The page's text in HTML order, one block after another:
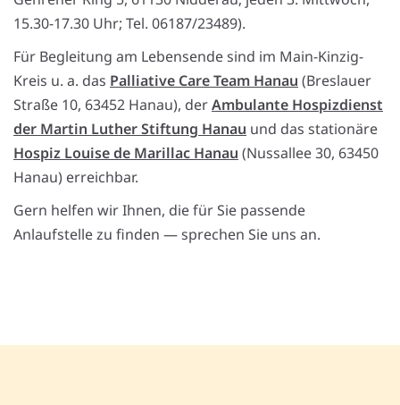
15.30-17.30 Uhr; Tel. 06187/23489).
Für Begleitung am Lebensende sind im Main-Kinzig-
Kreis u. a. das Palliative Care Team Hanau (Breslauer
Straße 10, 63452 Hanau), derAmbulante Hospizdienst
der Martin Luther Stiftung Hanau und das stationäre
Hospiz Louise de Marillac Hanau (Nussallee 30, 63450
Hanau) erreichbar.
Gern helfen wir Ihnen, die für Sie passende
Anlaufstelle zu finden — sprechen Sie uns an.